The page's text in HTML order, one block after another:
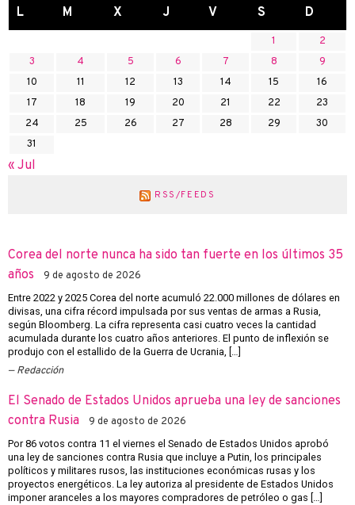
L M X J V S D
1
2
3
4 5 6 7 8
9
10
11 12 13 14 15
16
17
18 19 20 21 22
23
24
25 26 27 28 29
30
31
« Jul
RSS/FEEDS
Corea del norte nunca ha sido tan fuerte en los últimos 35
años
9 de agosto de 2026
Entre 2022 y 2025 Corea del norte acumuló 22.000 millones de dólares en
divisas, una cifra récord impulsada por sus ventas de armas a Rusia,
según Bloomberg. La cifra representa casi cuatro veces la cantidad
acumulada durante los cuatro años anteriores. El punto de inflexión se
produjo con el estallido de la Guerra de Ucrania, […]
Redacción
El Senado de Estados Unidos aprueba una ley de sanciones
contra Rusia
9 de agosto de 2026
Por 86 votos contra 11 el viernes el Senado de Estados Unidos aprobó
una ley de sanciones contra Rusia que incluye a Putin, los principales
políticos y militares rusos, las instituciones económicas rusas y los
proyectos energéticos. La ley autoriza al presidente de Estados Unidos
imponer aranceles a los mayores compradores de petróleo o gas […]